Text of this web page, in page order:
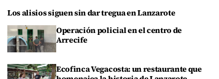
Los alisios siguen sin dar tregua en Lanzarote
Operación policial en el centro de
Arrecife
Ecofinca Vegacosta: un restaurante que